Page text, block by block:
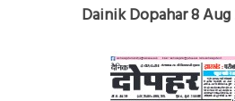
Dainik Dopahar 8